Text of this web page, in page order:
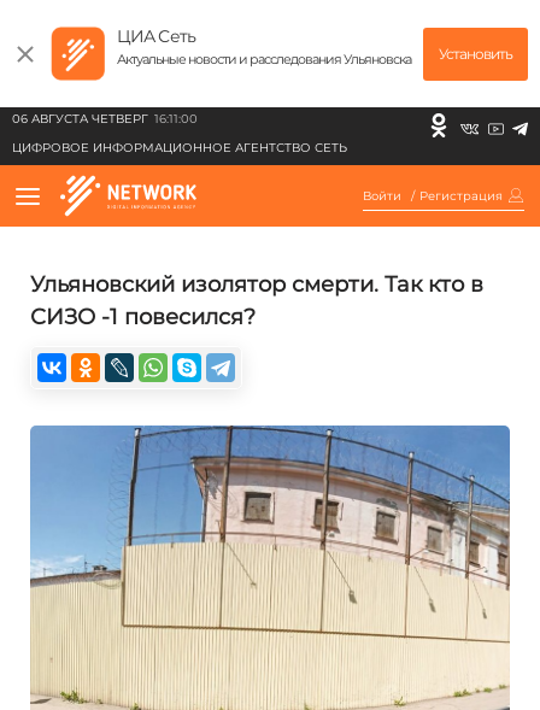
ЦИА Сеть
Актуальные новости и расследования Ульяновска Установить
06 АВГУСТА ЧЕТВЕРГ 16:11:00
ЦИФРОВОЕ ИНФОРМАЦИОННОЕ АГЕНТСТВО СЕТЬ
Войти / Регистрация
Ульяновский изолятор смерти. Так кто в
СИЗО -1 повесился?